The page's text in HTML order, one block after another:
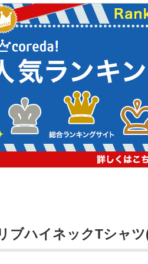
ブハイネックTシャツ